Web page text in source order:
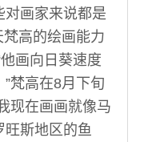
对画家来说都是
梵高的绘画能力
画向日葵速度
梵高在8月下旬
现在画画就像马
旺斯地区的鱼